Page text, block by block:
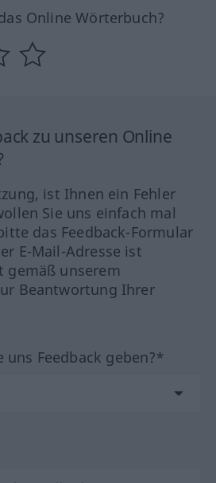
Online Wörterbuch?
zu unseren Online
ist Ihnen ein Fehler
Sie uns einfach mal
das Feedback-Formular
E-Mail-Adresse ist
unserem
Beantwortung Ihrer
uns Feedback geben?*